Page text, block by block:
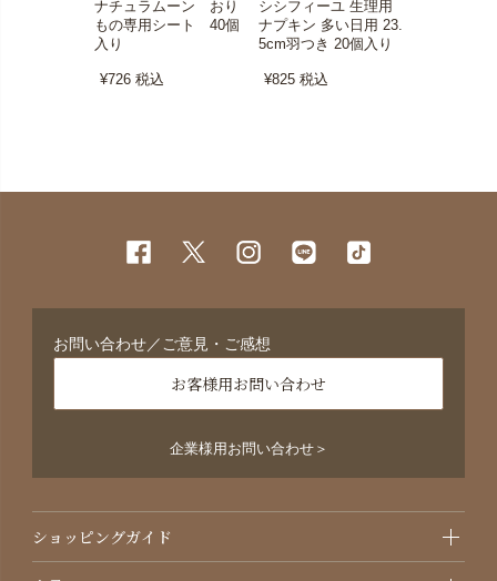
ナチュラムーン おり
もの専用シート 40個
入り
¥726税込
シシフィーユ 生理用
ナプキン 多い日用 23.
5cm羽つき 20個入り
¥825税込
お問い合わせ／ご意見・ご感想
お客様用お問い合わせ
企業様用お問い合わせ＞
ショッピングガイド